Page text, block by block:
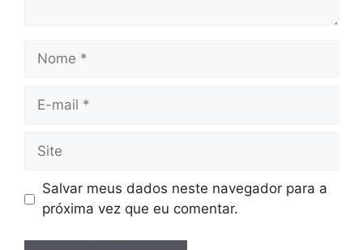
Nome
Site
Salvar meus dados neste navegador para a
próxima vez que eu comentar.